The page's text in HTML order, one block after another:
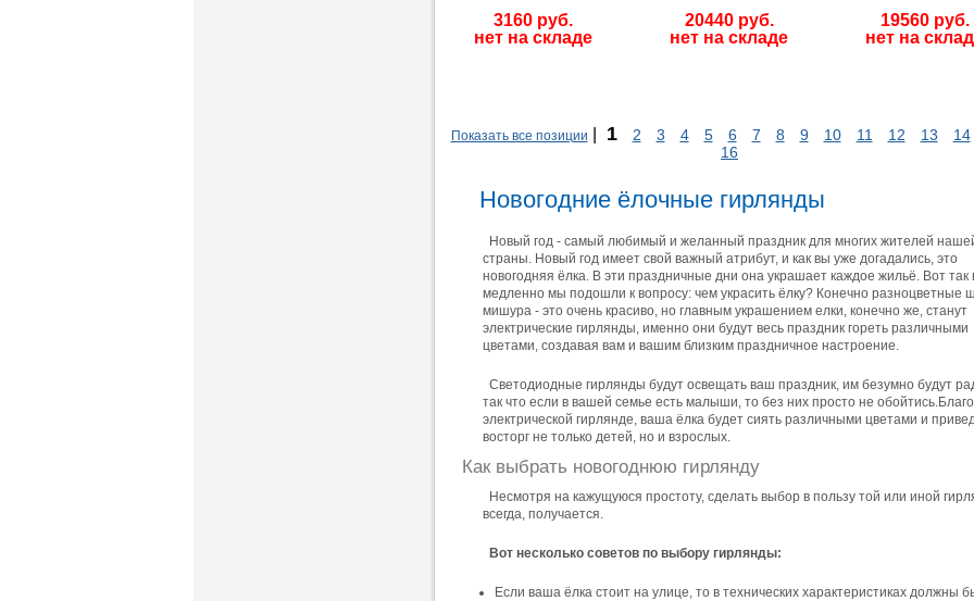
3160 руб.
нет на складе
20440 руб.
нет на складе
19560 руб.
нет на
Показать все позиции 1 2 3 4 5 6 7 8 9 10 11 12 13 14
16
Новогодние ёлочные гирлянды
Новый год - самый любимый и желанный праздник для многих жителей
страны. Новый год имеет свой важный атрибут, и как вы уже догадались, это
новогодняя ёлка. В эти праздничные дни она украшает каждое жильё. Вот так
медленно мы подошли к вопросу: чем украсить ёлку? Конечно разноцветные
мишура - это очень красиво, но главным украшением елки, конечно же, станут
электрические гирлянды, именно они будут весь праздник гореть различными
цветами, создавая вам и вашим близким праздничное настроение.
Светодиодные гирлянды будут освещать ваш праздник, им безумно будут
так что если в вашей семье есть малыши, то без них просто не
электрической гирлянде, ваша ёлка будет сиять различными цветами и
восторг не только детей, но и взрослых.
Как выбрать новогоднюю гирлянду
Несмотря на кажущуюся простоту, сделать выбор в пользу той или иной
всегда, получается.
Вот несколько советов по выбору гирлянды:
Если ваша ёлка стоит на улице, то в технических характеристиках должны